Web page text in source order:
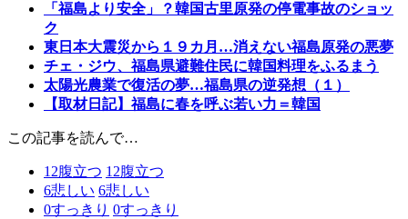
「福島より安全」？韓国古里原発の停電事故のショッ
ク
東日本大震災から１９カ月…消えない福島原発の悪夢
チェ・ジウ、福島県避難住民に韓国料理をふるまう
太陽光農業で復活の夢…福島県の逆発想（１）
【取材日記】福島に春を呼ぶ若い力＝韓国
この記事を読んで…
12腹立つ 12腹立つ
6悲しい 6悲しい
0すっきり 0すっきり